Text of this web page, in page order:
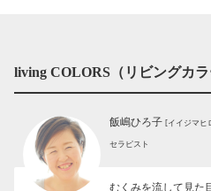
living COLORS（リビングカラ
飯嶋ひろ子 [イイジマヒ
セラピスト
むくみを流して見た